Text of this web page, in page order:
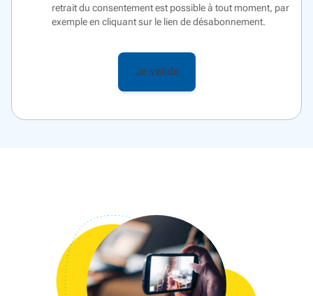
retrait du consentement est possible à tout moment, par
exemple en cliquant sur le lien de désabonnement.